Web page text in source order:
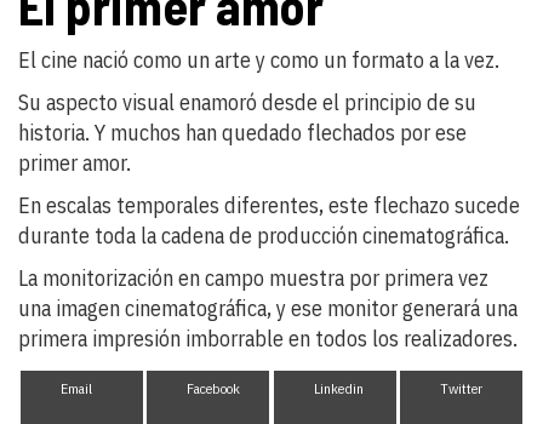
El cine nació como un arte y como un formato a la vez.
Su aspecto visual enamoró desde el principio de su
historia. Y muchos han quedado flechados por ese
primer amor.
En escalas temporales diferentes, este flechazo sucede
durante toda la cadena de producción cinematográfica.
La monitorización en campo muestra por primera vez
una imagen cinematográfica, y ese monitor generará una
primera impresión imborrable en todos los realizadores.
Email Facebook Linkedin Twitter